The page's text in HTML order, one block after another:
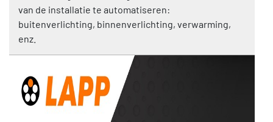
van de installatie te automatiseren:
buitenverlichting, binnenverlichting, verwarming,
enz.